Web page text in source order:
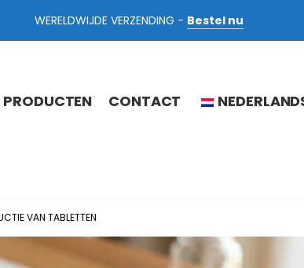
WERELDWIJDE VERZENDING - Bestel nu
PRODUCTEN CONTACT
VAN TABLETTEN